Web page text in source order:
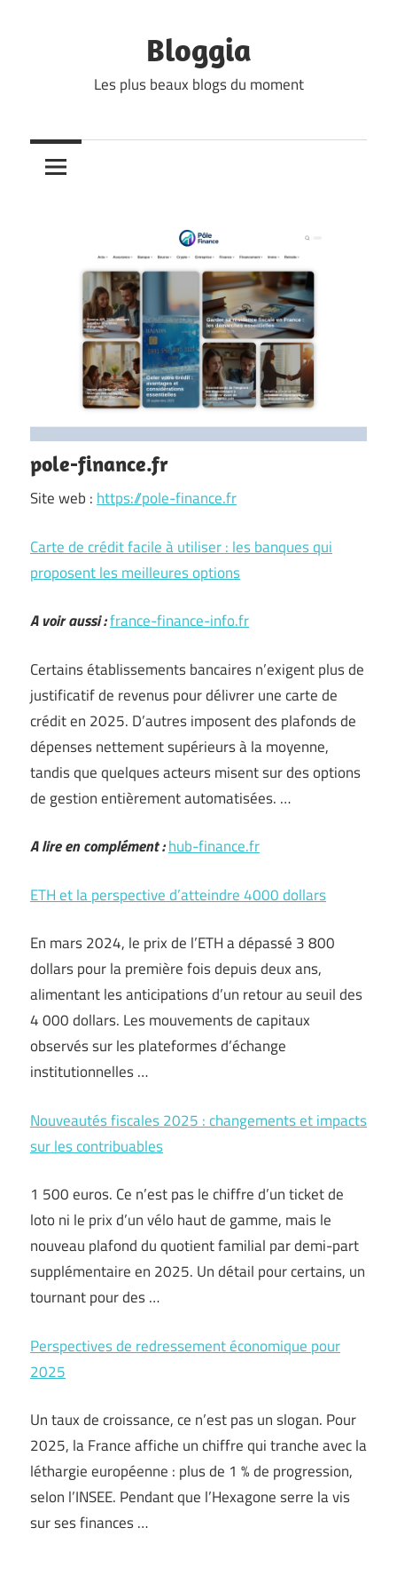
Bloggia
Les plus beaux blogs du moment
pole-finance.fr
Site web : https://pole-finance.fr
Carte de crédit facile à utiliser : les banques qui
proposent les meilleures options
A voir aussi :france-finance-info.fr
Certains établissements bancaires n’exigent plus de
justificatif de revenus pour délivrer une carte de
crédit en 2025. D’autres imposent des plafonds de
dépenses nettement supérieurs à la moyenne,
tandis que quelques acteurs misent sur des options
de gestion entièrement automatisées. …
A lire en complément :hub-finance.fr
ETH et la perspective d’atteindre 4000 dollars
En mars 2024, le prix de l’ETH a dépassé 3 800
dollars pour la première fois depuis deux ans,
alimentant les anticipations d’un retour au seuil des
4 000 dollars. Les mouvements de capitaux
observés sur les plateformes d’échange
institutionnelles …
Nouveautés fiscales 2025 : changements et impacts
sur les contribuables
1 500 euros. Ce n’est pas le chiffre d’un ticket de
loto ni le prix d’un vélo haut de gamme, mais le
nouveau plafond du quotient familial par demi-part
supplémentaire en 2025. Un détail pour certains, un
tournant pour des …
Perspectives de redressement économique pour
2025
Un taux de croissance, ce n’est pas un slogan. Pour
2025, la France affiche un chiffre qui tranche avec la
léthargie européenne : plus de 1 % de progression,
selon l’INSEE. Pendant que l’Hexagone serre la vis
sur ses finances …